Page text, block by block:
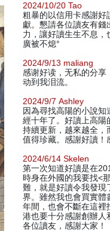
2024/10/20 Tao
粗暴的以信用卡感謝好
獻。懇請各位讀友有錢
力，讓好讀生生不息，
廣被不熄°
2024/9/13 maliang
感谢好读，无私的分享
动到我泪流。
2024/9/7 Ashley
因為尋找高陽的小說知
經十年了。好讀上高陽
持續更新，越來越全，
值得珍藏。感謝好讀！
2024/6/14 Skelen
第一次知道好讀是在
時身在外國的我要找<
難，就是好讀令我發現
界。雖然我也會買實體
年間，也會不斷在這裡
港也要十分感謝創辦人
各位讀友，感謝大家！